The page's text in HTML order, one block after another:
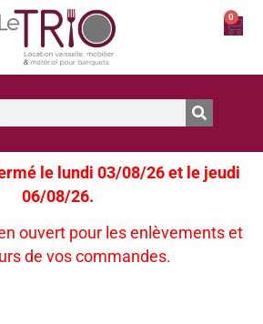
0
le lundi 03/08/26 et le jeudi
06/08/26.
ouvert pour les enlèvements et
de vos commandes.